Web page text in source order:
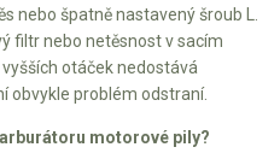
nebo špatně nastavený šroub L.
filtr nebo netěsnost v sacím
otáček nedostává
obvykle problém odstraní.
motorové pily?